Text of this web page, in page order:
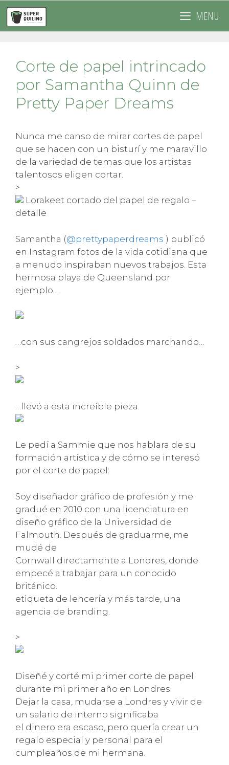
Saltar
contenido
MENU
Corte de papel intrincado
por Samantha Quinn de
Pretty Paper Dreams
Nunca me canso de mirar cortes de papel
que se hacen con un bisturí y me maravillo
de la variedad de temas que los artistas
talentosos eligen cortar.
>
Lorakeet cortado del papel de regalo –
detalle
Samantha (@prettypaperdreams ) publicó
en Instagram fotos de la vida cotidiana que
a menudo inspiraban nuevos trabajos. Esta
hermosa playa de Queensland por
ejemplo…
…con sus cangrejos soldados marchando…
>
…llevó a esta increíble pieza.
Le pedí a Sammie que nos hablara de su
formación artística y de cómo se interesó
por el corte de papel:
Soy diseñador gráfico de profesión y me
gradué en 2010 con una licenciatura en
diseño gráfico de la Universidad de
Falmouth. Después de graduarme, me
mudé de
Cornwall directamente a Londres, donde
empecé a trabajar para un conocido
británico.
etiqueta de lencería y más tarde, una
agencia de branding.
>
Diseñé y corté mi primer corte de papel
durante mi primer año en Londres.
Dejar la casa, mudarse a Londres y vivir de
un salario de interno significaba
el dinero era escaso, pero quería crear un
regalo especial y personal para el
cumpleaños de mi hermana.